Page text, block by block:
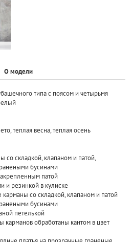
О модели
типа с поясом и четырьмя
теплая весна, теплая осень
со складкой, клапаном и патой,
бусинами
патой
и резинкой в кулиске
со складкой, клапаном и патой
бусинами
петелькой
карманов обработаны кантом в цвет